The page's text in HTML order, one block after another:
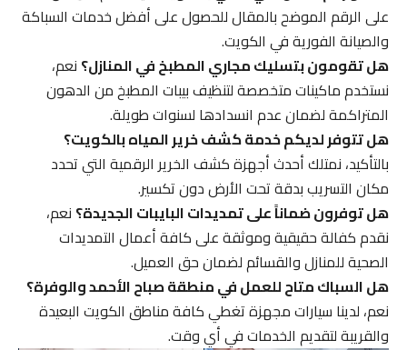
على الرقم الموضح بالمقال للحصول على أفضل خدمات السباكة
والصيانة الفورية في الكويت.
هل تقومون بتسليك مجاري المطبخ في المنازل؟نعم،
نستخدم ماكينات متخصصة لتنظيف بيبات المطبخ من الدهون
المتراكمة لضمان عدم انسدادها لسنوات طويلة.
هل تتوفر لديكم خدمة كشف خرير المياه بالكويت؟
بالتأكيد، نمتلك أحدث أجهزة كشف الخرير الرقمية التي تحدد
مكان التسريب بدقة تحت الأرض دون تكسير.
هل توفرون ضماناً على تمديدات البايبات الجديدة؟نعم،
نقدم كفالة حقيقية وموثقة على كافة أعمال التمديدات
الصحية للمنازل والقسائم لضمان حق العميل.
هل السباك متاح للعمل في منطقة صباح الأحمد والوفرة؟
نعم، لدينا سيارات مجهزة تغطي كافة مناطق الكويت البعيدة
والقريبة لتقديم الخدمات في أي وقت.